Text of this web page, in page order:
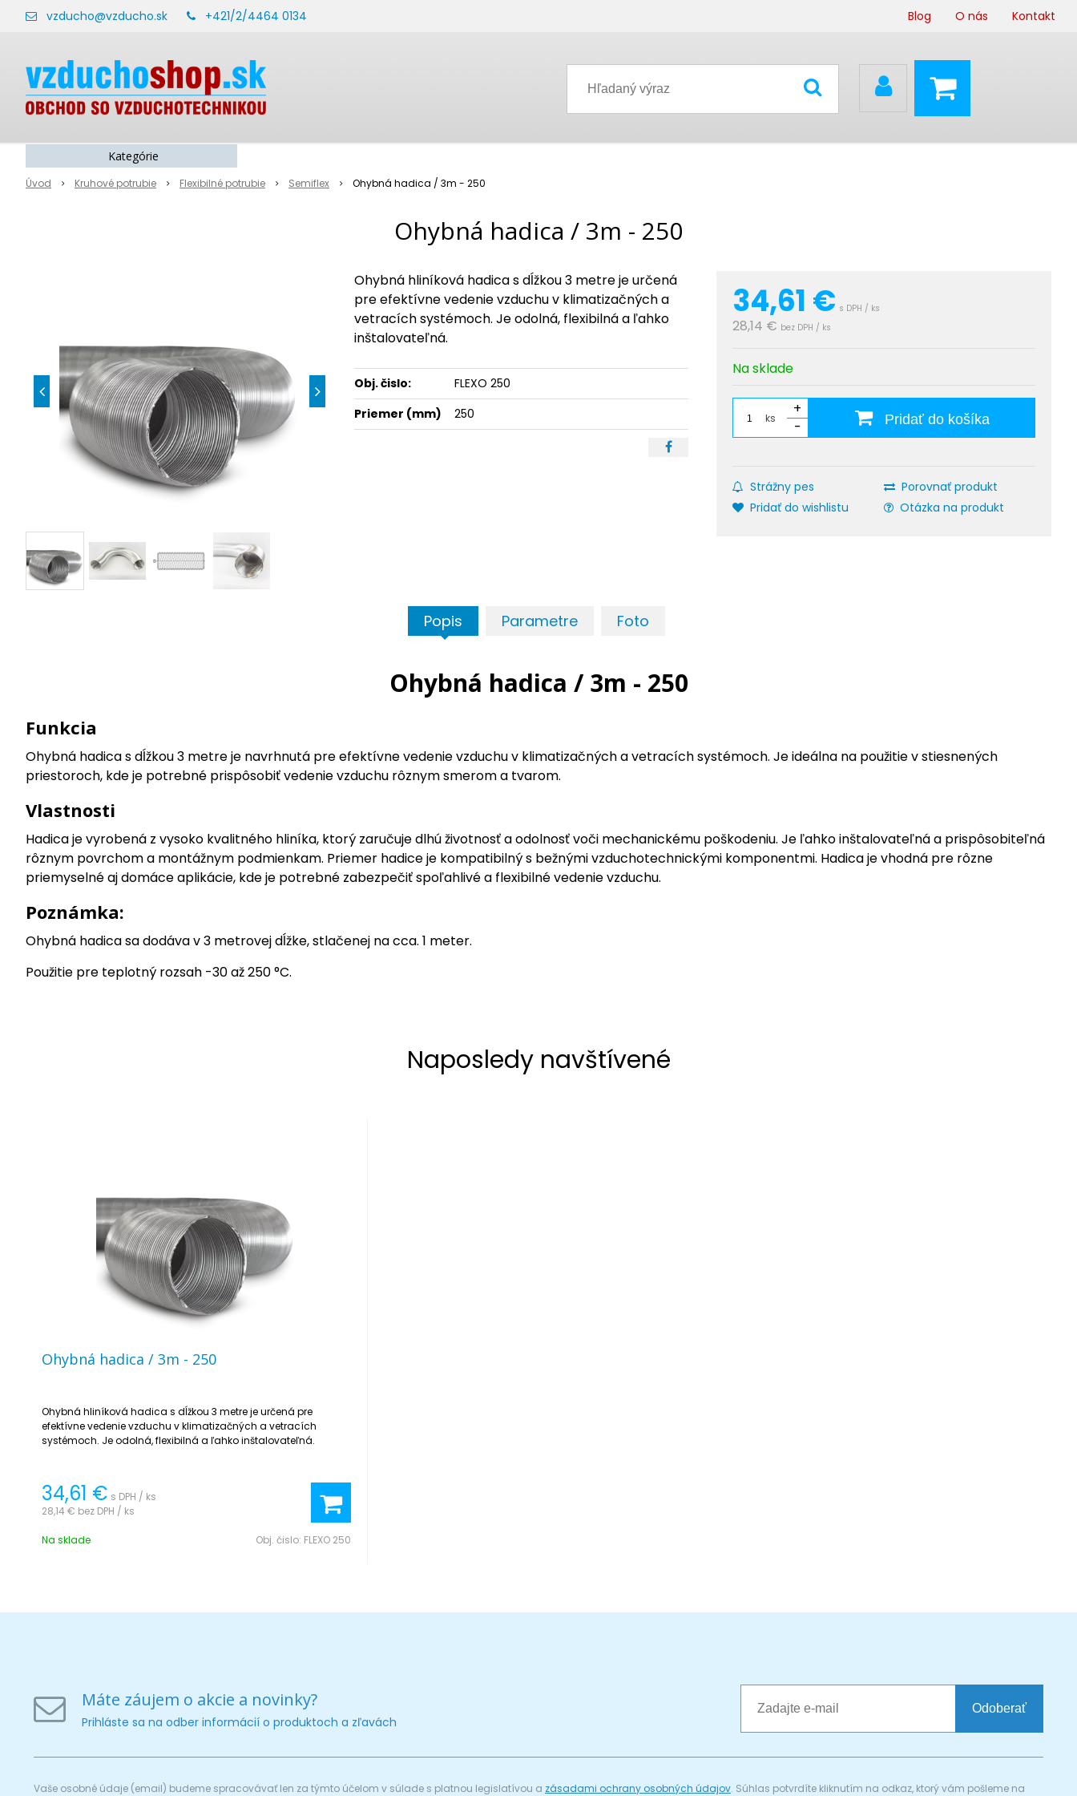
vzducho@vzducho.sk +421/2/4464 0134 Blog O nás Kontakt
Úvod Kruhové potrubie Flexibilné potrubie Semiflex Ohybná hadica / 3m - 250
Ohybná hadica / 3m - 250
34,61 € s DPH / ks
28,14 € bez DPH / ks
Na sklade
ks
+
-
Pridať do košíka
Strážny pes
Porovnať produkt
Pridať do wishlistu
Otázka na produkt
Ohybná hliníková hadica s dĺžkou 3 metre je určená
pre efektívne vedenie vzduchu v klimatizačných a
vetracích systémoch. Je odolná, flexibilná a ľahko
inštalovateľná.
Obj. čislo:
FLEXO 250
Priemer (mm)
250
Popis Parametre Foto
Ohybná hadica / 3m - 250
Funkcia
Ohybná hadica s dĺžkou 3 metre je navrhnutá pre efektívne vedenie vzduchu v klimatizačných a vetracích systémoch. Je ideálna na použitie v stiesnených
priestoroch, kde je potrebné prispôsobiť vedenie vzduchu rôznym smerom a tvarom.
Vlastnosti
Hadica je vyrobená z vysoko kvalitného hliníka, ktorý zaručuje dlhú životnosť a odolnosť voči mechanickému poškodeniu. Je ľahko inštalovateľná a prispôsobiteľná
rôznym povrchom a montážnym podmienkam. Priemer hadice je kompatibilný s bežnými vzduchotechnickými komponentmi. Hadica je vhodná pre rôzne
priemyselné aj domáce aplikácie, kde je potrebné zabezpečiť spoľahlivé a flexibilné vedenie vzduchu.
Poznámka:
Ohybná hadica sa dodáva v 3 metrovej dĺžke, stlačenej na cca. 1 meter.
Použitie pre teplotný rozsah -30 až 250 °C.
Naposledy navštívené
Ohybná hadica / 3m - 250
Ohybná hliníková hadica s dĺžkou 3 metre je určená pre
efektívne vedenie vzduchu v klimatizačných a vetracích
systémoch. Je odolná, flexibilná a ľahko inštalovateľná.
34,61 € s DPH / ks
28,14 € bez DPH / ks
Na sklade Obj. čislo: FLEXO 250
Kategórie
Máte záujem o akcie a novinky?
Prihláste sa na odber informácií o produktoch a zľavách
Odoberať
Vaše osobné údaje (email) budeme spracovávať len za týmto účelom v súlade s platnou legislatívou a zásadami ochrany osobných údajov. Súhlas potvrdíte kliknutím na odkaz, ktorý vám pošleme na